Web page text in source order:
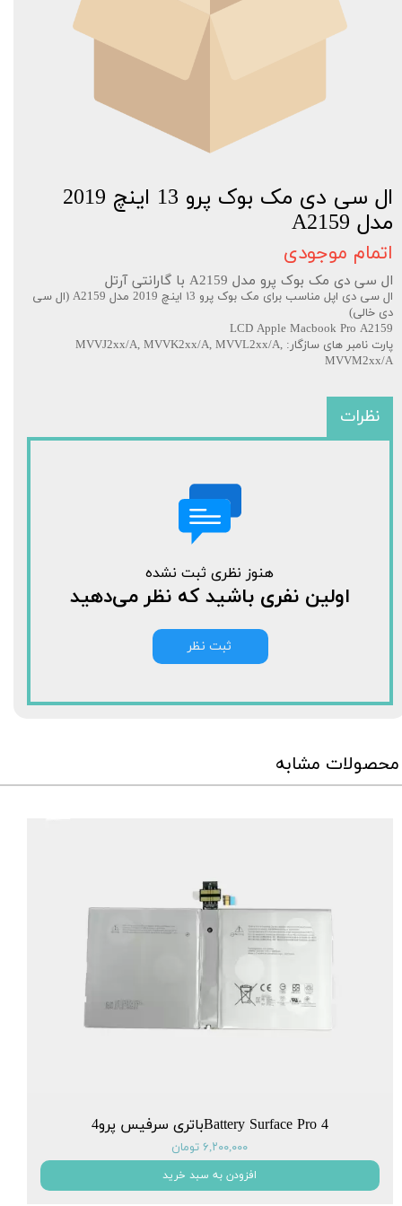
ال سی دی مک بوک پرو 13 اینچ 2019
مدل A2159
اتمام موجودی
ال سی دی مک بوک پرو مدل A2159 با گارانتی آرتل
ال سی دی اپل مناسب برای مک بوک پرو ۱3 اینچ 2019 مدل A2159 (ال سی
دی خالی)
LCD Apple Macbook Pro A2159
پارت نامبر های سازگار: MVVJ2xx/A, MVVK2xx/A, MVVL2xx/A,
MVVM2xx/A
نظرات
هنوز نظری ثبت نشده
اولین نفری باشید که نظر می‌دهید
ثبت نظر
محصولات مشابه
Battery Surface Pro 4باتری سرفیس پرو4
۶,۲۰۰,۰۰۰ تومان
افزودن به سبد خرید